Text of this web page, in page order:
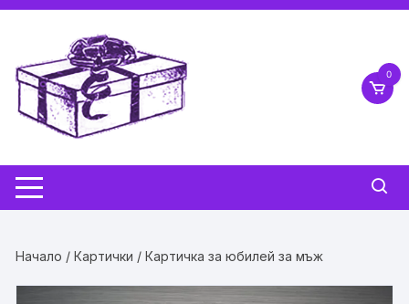
Skip
0
Начало / Картички / Картичка за юбилей за мъж